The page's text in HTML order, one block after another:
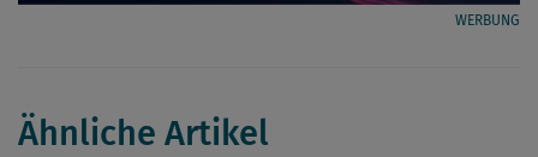
WERBUNG
Ähnliche Artikel